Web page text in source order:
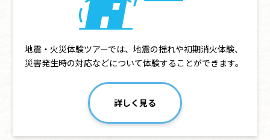
地震・火災体験ツアーでは、地震の揺れや初期消火体験、
災害発生時の対応などについて体験することができます。
詳しく見る